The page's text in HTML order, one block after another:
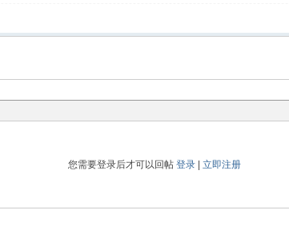
您需要登录后才可以回帖登录 |立即注册